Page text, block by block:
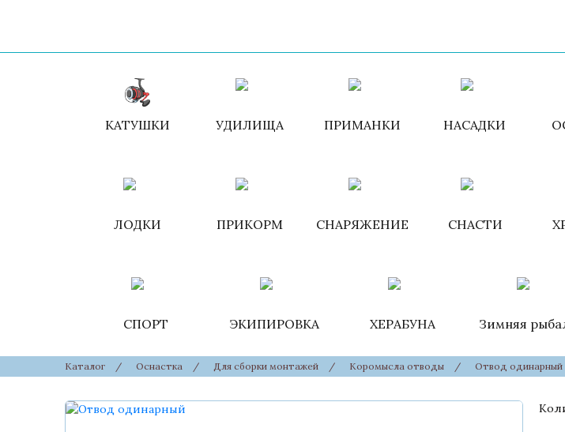
КАТУШКИ УДИЛИЩА ПРИМАНКИ НАСАДКИ
ЛОДКИ ПРИКОРМ СНАРЯЖЕНИЕ СНАСТИ
СПОРТ ЭКИПИРОВКА ХЕРАБУНА Зимняя
Каталог / Оснастка / Для сборки монтажей / Коромысла отводы / Отвод одинарный